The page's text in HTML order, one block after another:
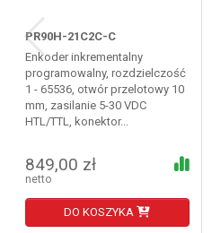
PR90H-21C2C-C
Enkoder inkrementalny
programowalny, rozdzielczość
1 - 65536, otwór przelotowy 10
mm, zasilanie 5-30 VDC
HTL/TTL, konektor...
849,00 zł
netto
DO KOSZYKA